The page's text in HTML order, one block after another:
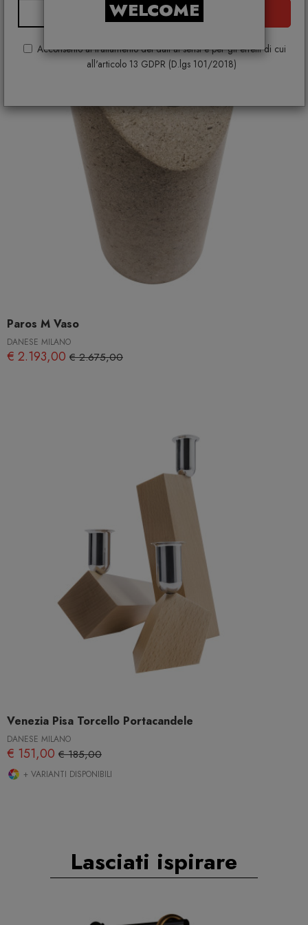
Acconsento al trattamento dei dati ai sensi e per gli effetti di cui
all'articolo 13 GDPR (D.lgs 101/2018)
WELCOME
Paros M Vaso
DANESE MILANO
€ 2.193,00 € 2.675,00
Venezia Pisa Torcello Portacandele
DANESE MILANO
€ 151,00 € 185,00
+ VARIANTI DISPONIBILI
Lasciati ispirare